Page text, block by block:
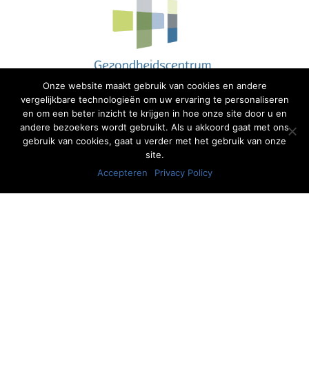
"Voor alle specialisaties hebben wij
Onze website maakt gebruik van cookies en andere
vergelijkbare technologieën om uw ervaring te personaliseren
en om een beter inzicht te krijgen in hoe onze site door u en
andere bezoekers wordt gebruikt. Als u akkoord gaat met ons
gebruik van cookies, gaat u verder met het gebruik van onze
site.
Accepteren
Privacy Policy